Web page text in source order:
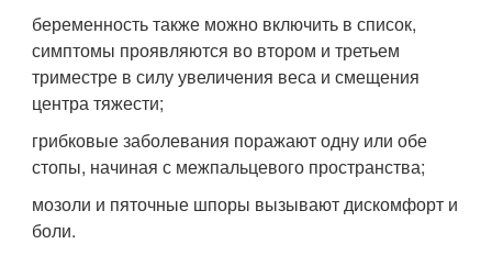
беременность также можно включить в список,
симптомы проявляются во втором и третьем
триместре в силу увеличения веса и смещения
центра тяжести;
грибковые заболевания поражают одну или обе
стопы, начиная с межпальцевого пространства;
мозоли и пяточные шпоры вызывают дискомфорт и
боли.